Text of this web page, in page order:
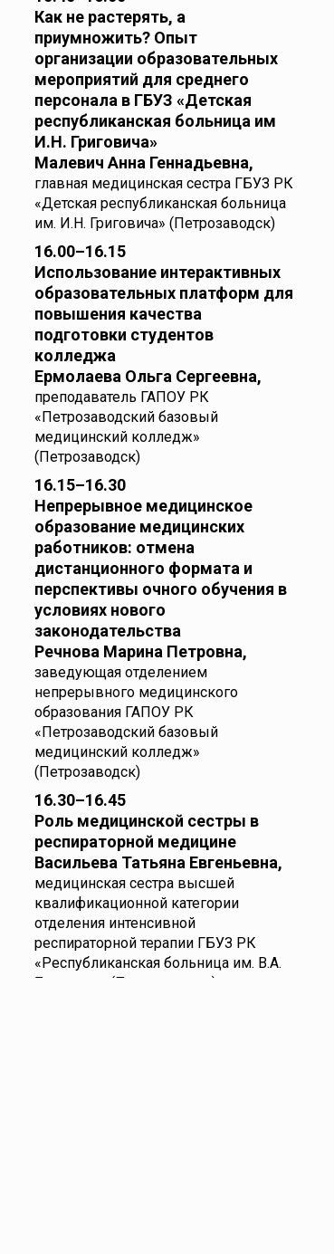
Как не растерять, а
приумножить? Опыт
организации образовательных
мероприятий для среднего
персонала в ГБУЗ «Детская
республиканская больница им
И.Н. Григовича»
Малевич Анна Геннадьевна,
главная медицинская сестра ГБУЗ РК
«Детская республиканская больница
им. И.Н. Григовича» (Петрозаводск)
16.00–16.15
Использование интерактивных
образовательных платформ для
повышения качества
подготовки студентов
колледжа
Ермолаева Ольга Сергеевна,
преподаватель ГАПОУ РК
«Петрозаводский базовый
медицинский колледж»
(Петрозаводск)
16.15–16.30
Непрерывное медицинское
образование медицинских
работников: отмена
дистанционного формата и
перспективы очного обучения в
условиях нового
законодательства
Речнова Марина Петровна,
заведующая отделением
непрерывного медицинского
образования ГАПОУ РК
«Петрозаводский базовый
медицинский колледж»
(Петрозаводск)
16.30–16.45
Роль медицинской сестры в
респираторной медицине
Васильева Татьяна Евгеньевна,
медицинская сестра высшей
квалификационной категории
отделения интенсивной
респираторной терапии ГБУЗ РК
«Республиканская больница им. В.А.
Баранова» (Петрозаводск)